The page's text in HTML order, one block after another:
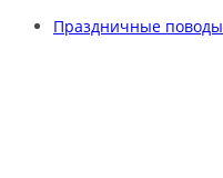
Праздничные поводы